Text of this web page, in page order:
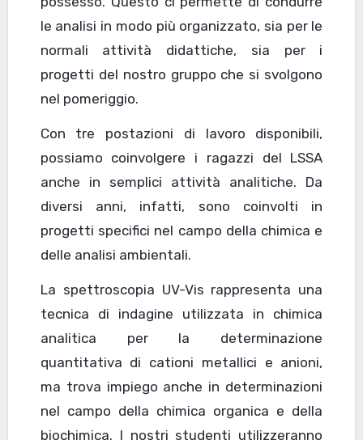
le analisi in modo più organizzato, sia per le
normali attività didattiche, sia per i
progetti del nostro gruppo che si svolgono
nel pomeriggio.
Con tre postazioni di lavoro disponibili,
possiamo coinvolgere i ragazzi del LSSA
anche in semplici attività analitiche. Da
diversi anni, infatti, sono coinvolti in
progetti specifici nel campo della chimica e
delle analisi ambientali.
La spettroscopia UV-Vis rappresenta una
tecnica di indagine utilizzata in chimica
analitica per la determinazione
quantitativa di cationi metallici e anioni,
ma trova impiego anche in determinazioni
nel campo della chimica organica e della
biochimica. I nostri studenti utilizzeranno